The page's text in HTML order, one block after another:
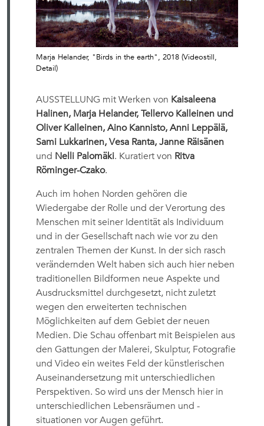
Marja Helander, "Birds in the earth", 2018 (Videostill,
Detail)
AUSSTELLUNG mit Werken von Kaisaleena
Halinen, Marja Helander, Tellervo Kalleinen und
Oliver Kalleinen, Aino Kannisto, Anni Leppälä,
Sami Lukkarinen, Vesa Ranta, Janne Räisänen
und Nelli Palomäki. Kuratiert von Ritva
Röminger-Czako.
Auch im hohen Norden gehören die
Wiedergabe der Rolle und der Verortung des
Menschen mit seiner Identität als Individuum
und in der Gesellschaft nach wie vor zu den
zentralen Themen der Kunst. In der sich rasch
verändernden Welt haben sich auch hier neben
traditionellen Bildformen neue Aspekte und
Ausdrucksmittel durchgesetzt, nicht zuletzt
wegen den erweiterten technischen
Möglichkeiten auf dem Gebiet der neuen
Medien. Die Schau offenbart mit Beispielen aus
den Gattungen der Malerei, Skulptur, Fotografie
und Video ein weites Feld der künstlerischen
Auseinandersetzung mit unterschiedlichen
Perspektiven. So wird uns der Mensch hier in
unterschiedlichen Lebensräumen und -
situationen vor Augen geführt.